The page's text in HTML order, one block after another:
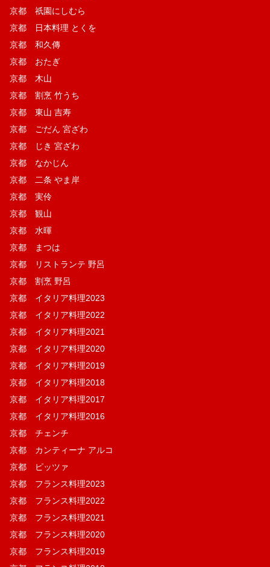
京都 祇園にしむら
京都 日本料理 とくを
京都 和久傳
京都 おたぎ
京都 木山
京都 割烹 竹うち
京都 東山 吉寿
京都 ごだん 宮ざわ
京都 じき 宮ざわ
京都 なかじん
京都 二条 やま岸
京都 実伶
京都 観山
京都 水暉
京都 まつは
京都 リストランテ 野呂
京都 割烹 野呂
京都 イタリア料理2023
京都 イタリア料理2022
京都 イタリア料理2021
京都 イタリア料理2020
京都 イタリア料理2019
京都 イタリア料理2018
京都 イタリア料理2017
京都 イタリア料理2016
京都 チェンチ
京都 カンティーナ アルコ
京都 ピッツァ
京都 フランス料理2023
京都 フランス料理2022
京都 フランス料理2021
京都 フランス料理2020
京都 フランス料理2019